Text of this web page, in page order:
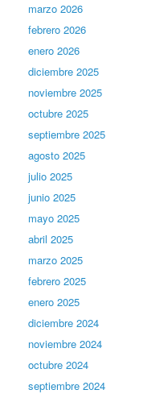
marzo 2026
febrero 2026
enero 2026
diciembre 2025
noviembre 2025
octubre 2025
septiembre 2025
agosto 2025
julio 2025
junio 2025
mayo 2025
abril 2025
marzo 2025
febrero 2025
enero 2025
diciembre 2024
noviembre 2024
octubre 2024
septiembre 2024